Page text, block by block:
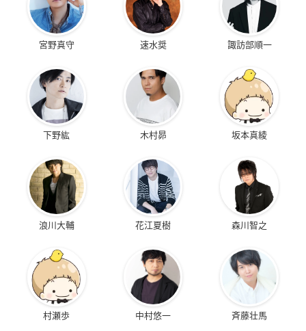
宮野真守 速水奨 諏訪部順一
下野紘 木村昴 坂本真綾
浪川大輔 花江夏樹 森川智之
村瀬歩 中村悠一 斉藤壮馬